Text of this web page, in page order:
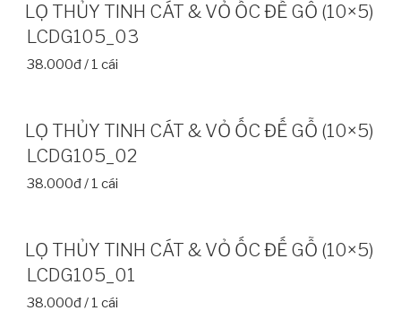
LỌ THỦY TINH CÁT & VỎ ỐC ĐẾ GỖ (10×5)
LCDG105_03
38.000đ / 1 cái
LỌ THỦY TINH CÁT & VỎ ỐC ĐẾ GỖ (10×5)
LCDG105_02
38.000đ / 1 cái
LỌ THỦY TINH CÁT & VỎ ỐC ĐẾ GỖ (10×5)
LCDG105_01
38.000đ / 1 cái